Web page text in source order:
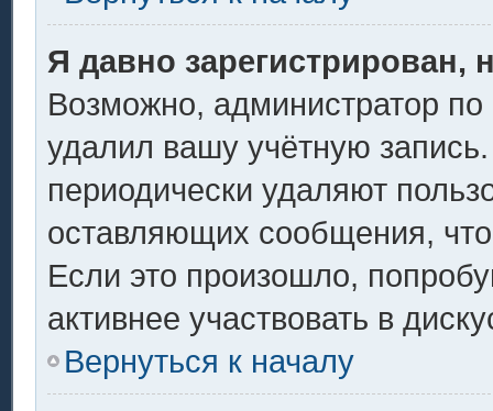
Я давно зарегистрирован,
Возможно, администратор по
удалил вашу учётную
периодически удаляют
оставляющих сообщения,
Если это произошло,
активнее участвовать в
Вернуться к началу